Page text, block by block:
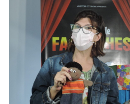
2022
A
2024